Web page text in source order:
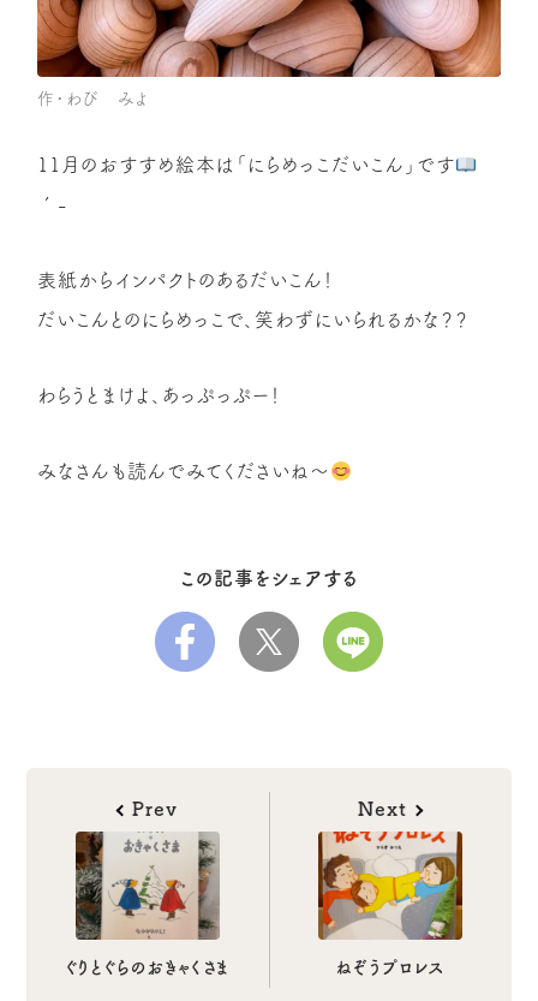
作・わび みよ
11月のおすすめ絵本は「にらめっこだいこん」です
´-
表紙からインパクトのあるだいこん！
だいこんとのにらめっこで、笑わずにいられるかな？？
わらうとまけよ、あっぷっぷー！
みなさんも読んでみてくださいね〜
この記事をシェアする
Prev
ぐりとぐらのおきゃくさま
Next
ねぞうプロレス